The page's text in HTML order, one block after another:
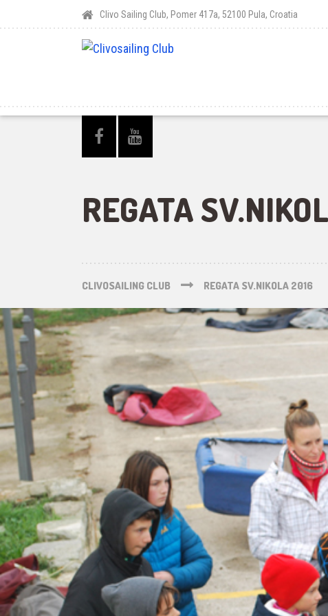
Clivo Sailing Club, Pomer 417a, 52100 Pula, Croatia
REGATA
CLIVOSAILING CLUB REGATA SV.NIKOLA 2016